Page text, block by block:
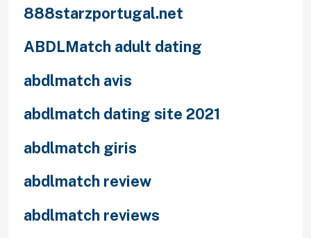
888starzportugal.net
ABDLMatch adult dating
abdlmatch avis
abdlmatch dating site 2021
abdlmatch giris
abdlmatch review
abdlmatch reviews